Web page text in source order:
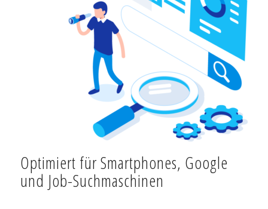
Optimiert für Smartphones, Google
und Job-Suchmaschinen